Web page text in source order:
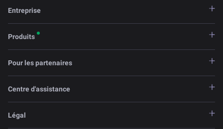
Entreprise
Produits
Pour les partenaires
Centre d'assistance
Légal